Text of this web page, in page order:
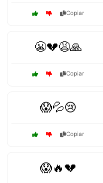
Copiar
😬💔😩🙏
Copiar
😱💦😢
Copiar
😱🔥💔